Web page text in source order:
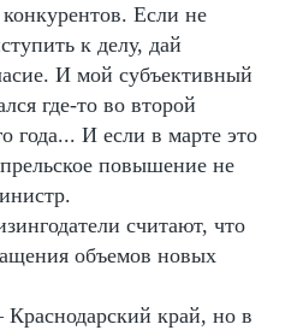
Если не
к делу, дай
И мой субъективный
где-то во второй
года... И если в марте это
повышение не
считают, что
объемов новых
край, но в